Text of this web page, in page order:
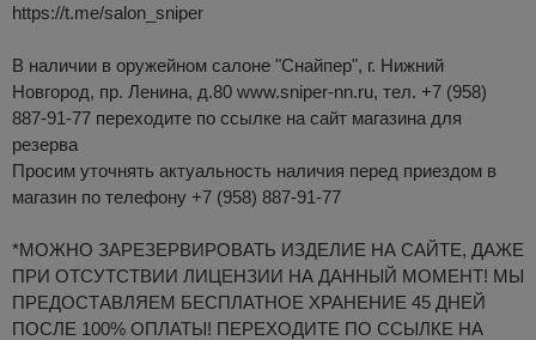
https://t.me/salon_sniper
В наличии в оружейном салоне "Снайпер", г. Нижний
Новгород, пр. Ленина, д.80 www.sniper-nn.ru, тел. +7 (958)
887-91-77 переходите по ссылке на сайт магазина для
резерва
Просим уточнять актуальность наличия перед приездом в
магазин по телефону +7 (958) 887-91-77
*МОЖНО ЗАРЕЗЕРВИРОВАТЬ ИЗДЕЛИЕ НА САЙТЕ, ДАЖЕ
ПРИ ОТСУТСТВИИ ЛИЦЕНЗИИ НА ДАННЫЙ МОМЕНТ! МЫ
ПРЕДОСТАВЛЯЕМ БЕСПЛАТНОЕ ХРАНЕНИЕ 45 ДНЕЙ
ПОСЛЕ 100% ОПЛАТЫ! ПЕРЕХОДИТЕ ПО ССЫЛКЕ НА